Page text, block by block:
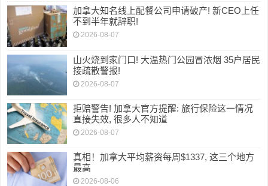
加拿大知名线上配餐公司申请破产! 新CEO上任
不到半年就辞职!
2026-08-07
山火烧到家门口! 大温热门公园冒浓烟 35户居民
接疏散警报!
2026-08-07
拒赔警告! 加拿大官方提醒: 旅行保险这一情况
直接失效, 很多人不知道
2026-08-07
真相！加拿大平均薪资每周$1337, 这三个地方
最高
2026-08-06